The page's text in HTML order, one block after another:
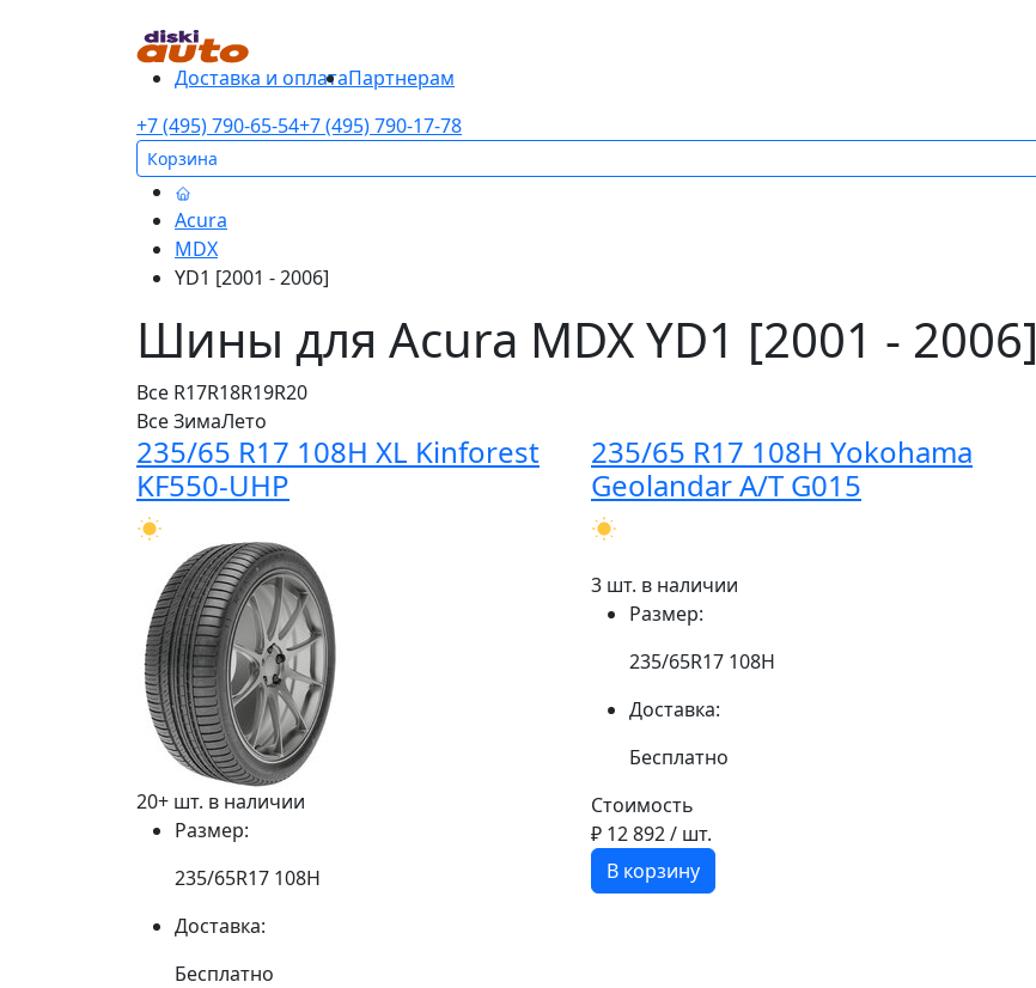
Доставка и оплатаПартнерам
+7 (495) 790-65-54+7 (495) 790-17-78
Корзина
Acura
MDX
YD1 [2001 - 2006]
Шины для Acura MDX YD1 [2001 - 2006]
Все R17R18R19R20
ВсеЗимаЛето
235/65 R17 108H XL Kinforest
KF550-UHP
20+ шт. в наличии
Размер:
235/65R17 108H
Доставка:
Бесплатно
235/65 R17 108H Yokohama
Geolandar A/T G015
3 шт. в наличии
Размер:
235/65R17 108H
Доставка:
Бесплатно
Стоимость
₽ 12 892/ шт.
В корзину